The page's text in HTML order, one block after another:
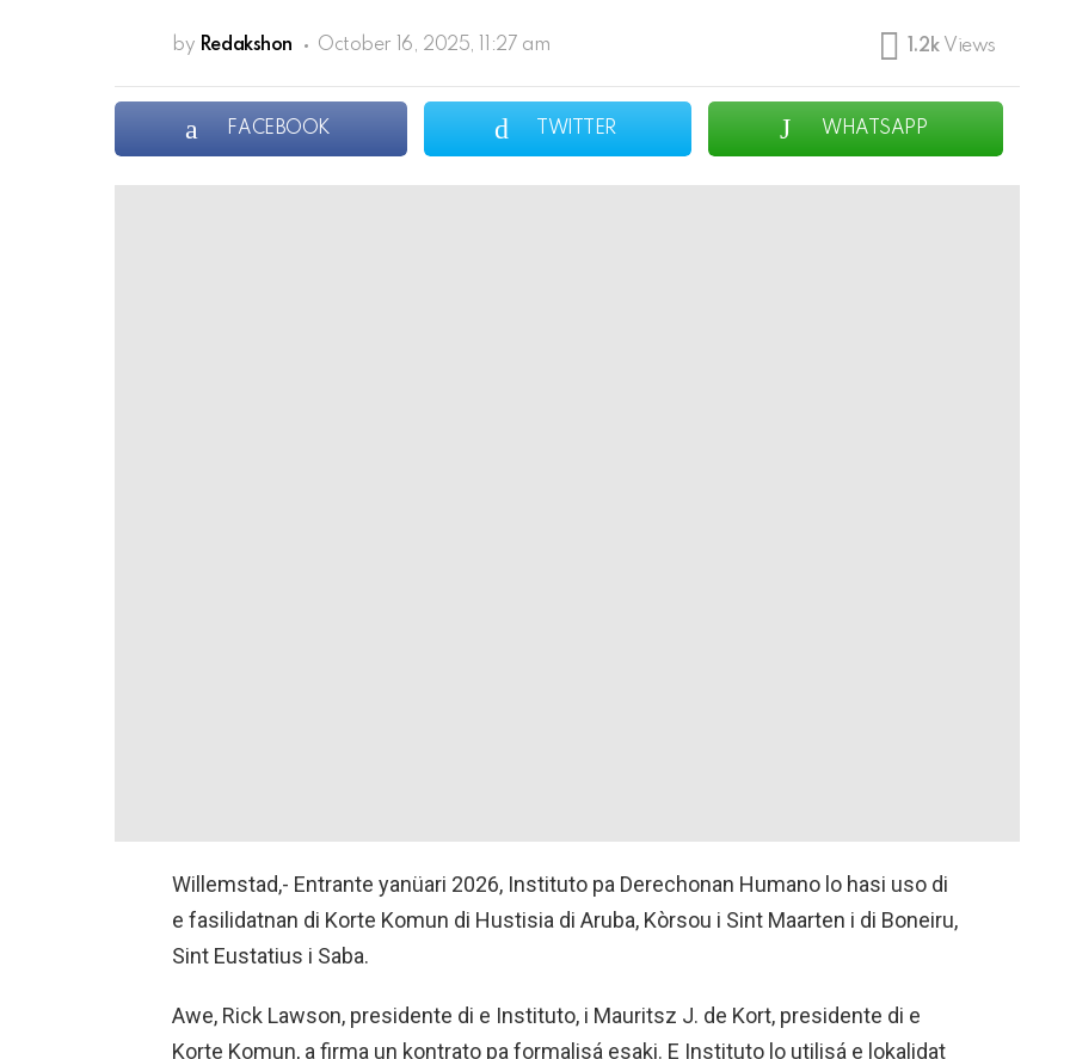
by Redakshon October 16, 2025, 11:27 am 1.2k Views
FACEBOOK TWITTER WHATSAPP
Willemstad,- Entrante yanüari 2026, Instituto pa Derechonan Humano lo hasi uso di
e fasilidatnan di Korte Komun di Hustisia di Aruba, Kòrsou i Sint Maarten i di Boneiru,
Sint Eustatius i Saba.
Awe, Rick Lawson, presidente di e Instituto, i Mauritsz J. de Kort, presidente di e
Korte Komun, a firma un kontrato pa formalisá esaki. E Instituto lo utilisá e lokalidat